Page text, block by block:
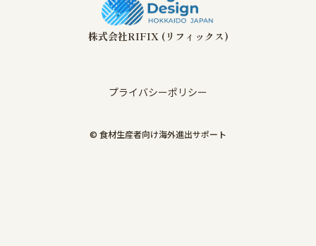
株式会社RIFIX (リフィックス)
プライバシーポリシー
© 食材生産者向け海外進出サポート